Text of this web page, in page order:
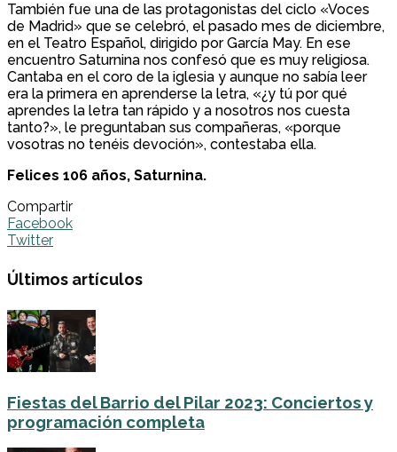
También fue una de las protagonistas del ciclo «Voces
de Madrid» que se celebró, el pasado mes de diciembre,
en el Teatro Español, dirigido por García May. En ese
encuentro Saturnina nos confesó que es muy religiosa.
Cantaba en el coro de la iglesia y aunque no sabía leer
era la primera en aprenderse la letra, «¿y tú por qué
aprendes la letra tan rápido y a nosotros nos cuesta
tanto?», le preguntaban sus compañeras, «porque
vosotras no tenéis devoción», contestaba ella.
Felices 106 años, Saturnina.
Compartir
Facebook
Twitter
Últimos artículos
Fiestas del Barrio del Pilar 2023: Conciertos y
programación completa